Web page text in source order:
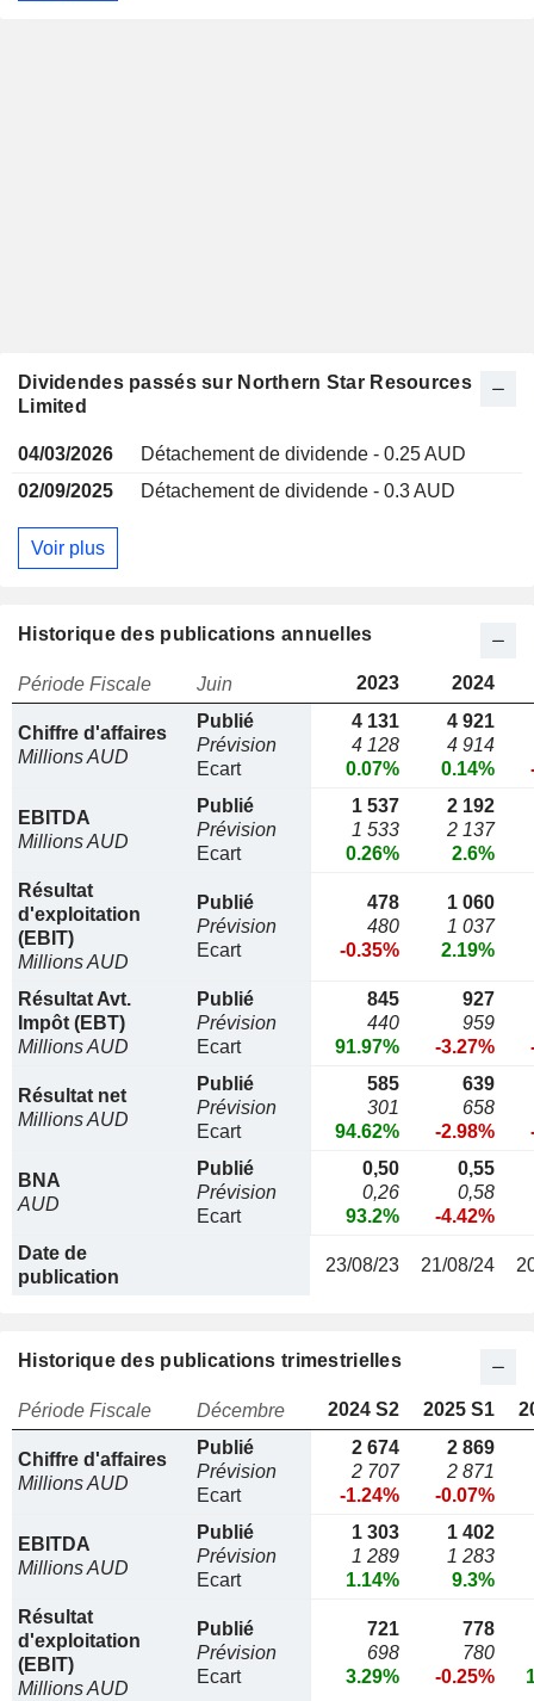
Dividendes passés sur Northern Star Resources
Limited
04/03/2026
Détachement de dividende - 0.25 AUD
02/09/2025
Détachement de dividende - 0.3 AUD
Voir plus
Historique des publications annuelles
Période Fiscale Juin 2023 2024
Chiffre d'affaires
Millions AUD
Publié
Prévision
Ecart
4 131
4 128
0.07%
4 921
4 914
0.14%
EBITDA
Millions AUD
Publié
Prévision
Ecart
1 537
1 533
0.26%
2 192
2 137
2.6%
Résultat
d'exploitation
(EBIT)
Millions AUD
Publié
Prévision
Ecart
478
480
-0.35%
1 060
1 037
2.19%
Résultat Avt.
Impôt (EBT)
Millions AUD
Publié
Prévision
Ecart
845
440
91.97%
927
959
-3.27%
Résultat net
Millions AUD
Publié
Prévision
Ecart
585
301
94.62%
639
658
-2.98%
BNA
AUD
Publié
Prévision
Ecart
0,50
0,26
93.2%
0,55
0,58
-4.42%
Date de
publication
23/08/23 21/08/24
Historique des publications trimestrielles
Période Fiscale Décembre 2024 S2 2025 S1
Chiffre d'affaires
Millions AUD
Publié
Prévision
Ecart
2 674
2 707
-1.24%
2 869
2 871
-0.07%
EBITDA
Millions AUD
Publié
Prévision
Ecart
1 303
1 289
1.14%
1 402
1 283
9.3%
Résultat
d'exploitation
(EBIT)
Millions AUD
Publié
Prévision
Ecart
721
698
3.29%
778
780
-0.25%